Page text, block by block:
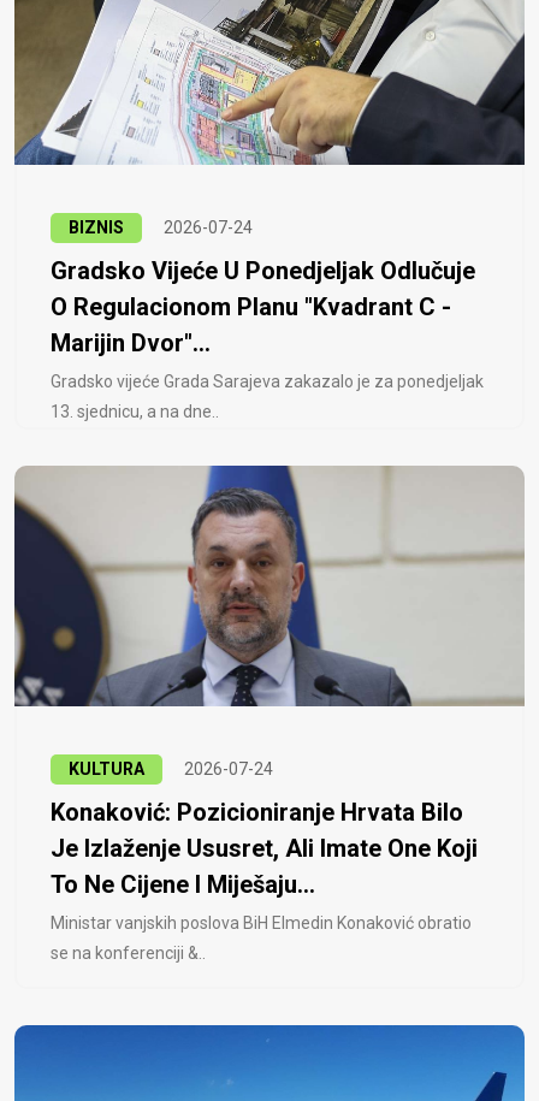
BIZNIS 2026-07-24
Gradsko Vijeće U Ponedjeljak Odlučuje
O Regulacionom Planu "Kvadrant C -
Marijin Dvor"...
Gradsko vijeće Grada Sarajeva zakazalo je za ponedjeljak
13. sjednicu, a na dne..
KULTURA 2026-07-24
Konaković: Pozicioniranje Hrvata Bilo
Je Izlaženje Ususret, Ali Imate One Koji
To Ne Cijene I Miješaju...
Ministar vanjskih poslova BiH Elmedin Konaković obratio
se na konferenciji &..